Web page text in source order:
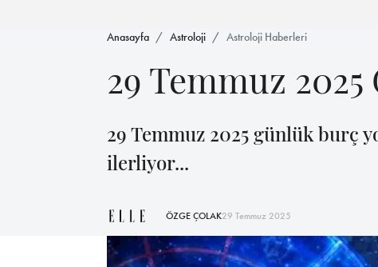
Anasayfa Astroloji Astroloji Haberleri
29 Temmuz
29 Temmuz 2025 günlük burç
ilerliyor...
ÖZGE ÇOLAK29 Temmuz 2025